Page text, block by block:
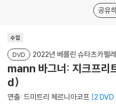
공유
수입
DVD 2022년 베를린 슈타츠카펠
mann 바그너: 지크프
d)
연출: 드미트리 체르니아코프 2 DVD